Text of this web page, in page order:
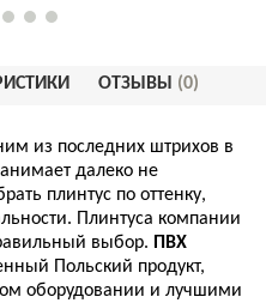
ОТЗЫВЫ (0)
из последних штрихов в
далеко не
плинтус по оттенку,
. Плинтуса компании
выбор. ПВХ
Польский продукт,
оборудовании и лучшими